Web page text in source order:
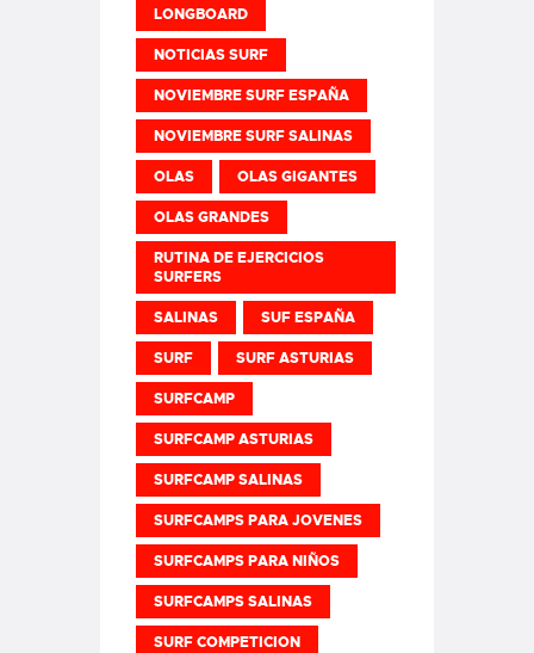
LONGBOARD
NOTICIAS SURF
NOVIEMBRE SURF ESPAÑA
NOVIEMBRE SURF SALINAS
OLAS OLAS GIGANTES
OLAS GRANDES
RUTINA DE EJERCICIOS
SURFERS
SALINAS SUF ESPAÑA
SURF SURF ASTURIAS
SURFCAMP
SURFCAMP ASTURIAS
SURFCAMP SALINAS
SURFCAMPS PARA JOVENES
SURFCAMPS PARA NIÑOS
SURFCAMPS SALINAS
SURF COMPETICION